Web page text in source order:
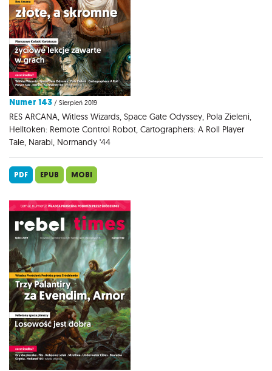
Numer 143 / Sierpień 2019
RES ARCANA, Witless Wizards, Space Gate Odyssey, Pola Zieleni,
Helltoken: Remote Control Robot, Cartographers: A Roll Player
Tale, Narabi, Normandy '44
PDF EPUB MOBI